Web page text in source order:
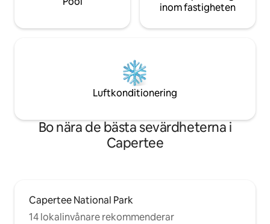
inom fastigheten
Luftkonditionering
Bo nära de bästa sevärdheterna i
Capertee
Capertee National Park
14 lokalinvånare rekommenderar